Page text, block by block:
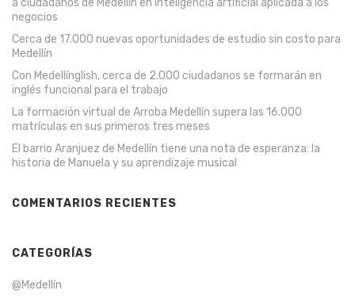
a ciudadanos de Medellín en inteligencia artificial aplicada a los
negocios
Cerca de 17.000 nuevas oportunidades de estudio sin costo para
Medellín
Con Medellínglish, cerca de 2.000 ciudadanos se formarán en
inglés funcional para el trabajo
La formación virtual de Arroba Medellín supera las 16.000
matrículas en sus primeros tres meses
El barrio Aranjuez de Medellín tiene una nota de esperanza: la
historia de Manuela y su aprendizaje musical
COMENTARIOS RECIENTES
CATEGORÍAS
@Medellín